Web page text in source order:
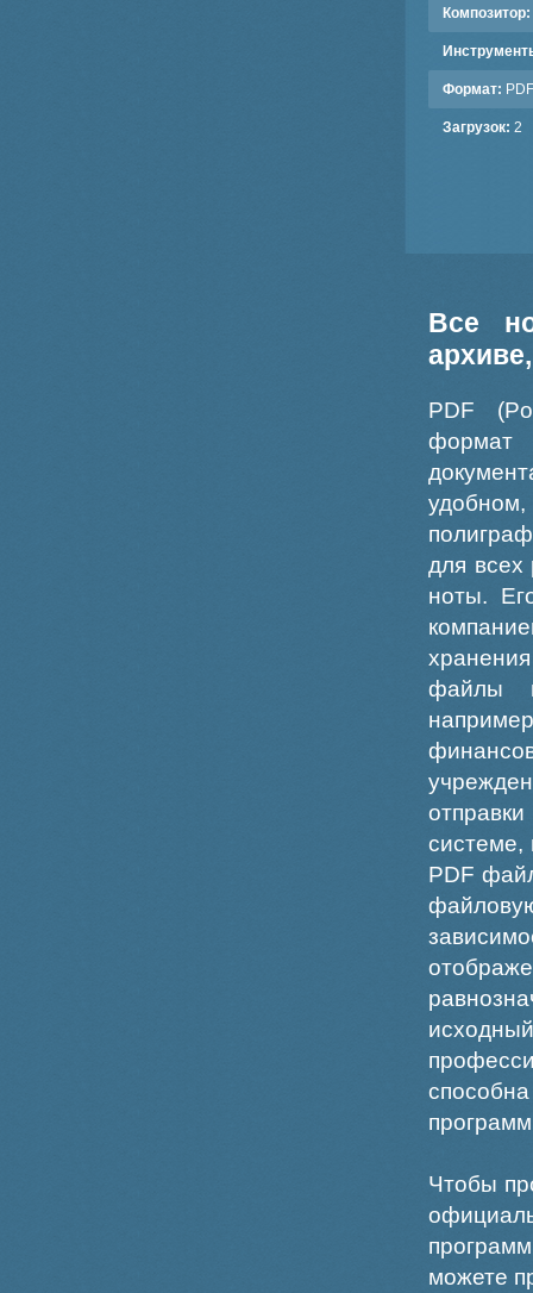
Композитор:
Формат: PDF
Загрузок: 2
Все
PDF
формат
для всех
ноты.
файлы
системе,
PDF
Чтобы
можете